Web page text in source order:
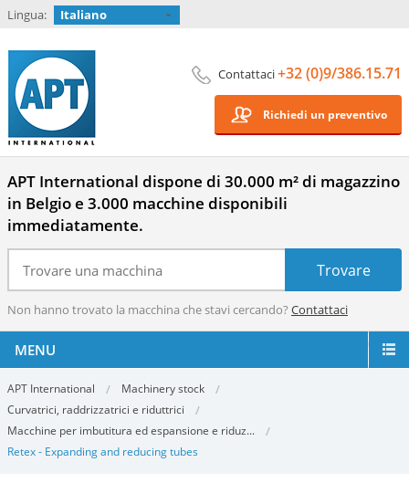
Lingua: Italiano
Contattaci+32 (0)9/386.15.71
Richiedi un preventivo
APT International dispone di 30.000 m² di magazzino
in Belgio e 3.000 macchine disponibili
immediatamente.
Non hanno trovato la macchina che stavi cercando? Contattaci
MENU
APT International
Machinery stock
Curvatrici, raddrizzatrici e riduttrici
Macchine per imbutitura ed espansione e riduz...
Retex - Expanding and reducing tubes